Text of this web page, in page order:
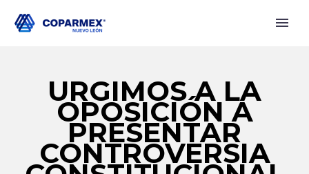
URGIMOS A LA
OPOSICIÓN A
PRESENTAR
CONTROVERSIA